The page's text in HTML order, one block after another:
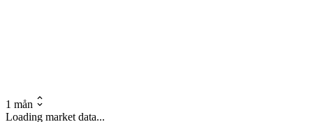
1 mån
Loading market data...